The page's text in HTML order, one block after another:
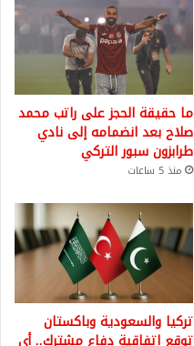
ما حقيقة الحجز على راتب محمد
صلاح بعد انضمامه إلى نادي
طرابزون سبور التركي
منذ 5 ساعات
تركيا والسعودية وباكستان
توقع اتفاقية دفاع مشترك.. أي